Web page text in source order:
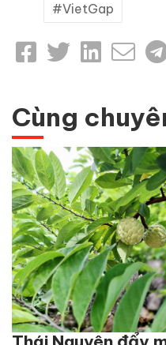
VietGap
Cùng